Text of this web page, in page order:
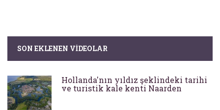
SON EKLENEN VIDEOLAR
Hollanda'nın yıldız şeklindeki tarihi
ve turistik kale kenti Naarden